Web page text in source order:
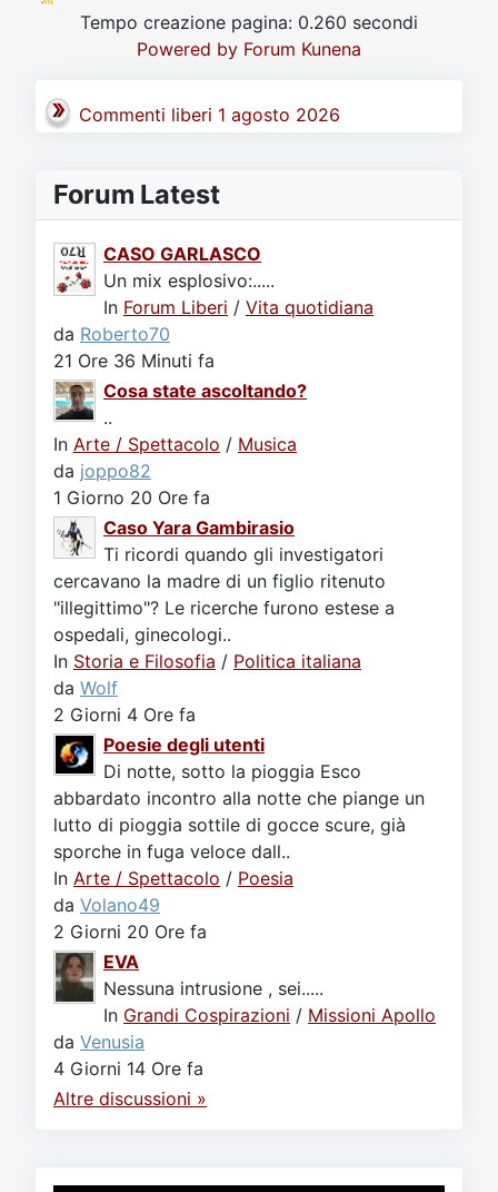
Tempo creazione pagina: 0.260 secondi
Powered by Forum Kunena
Commenti liberi 1 agosto 2026
Forum Latest
CASO GARLASCO
Un mix esplosivo:.....
In Forum Liberi / Vita quotidiana
da Roberto70
21 Ore 36 Minuti fa
Cosa state ascoltando?
..
In Arte / Spettacolo / Musica
da joppo82
1 Giorno 20 Ore fa
Caso Yara Gambirasio
Ti ricordi quando gli investigatori
cercavano la madre di un figlio ritenuto
"illegittimo"? Le ricerche furono estese a
ospedali, ginecologi..
In Storia e Filosofia / Politica italiana
da Wolf
2 Giorni 4 Ore fa
Poesie degli utenti
Di notte, sotto la pioggia Esco
abbardato incontro alla notte che piange un
lutto di pioggia sottile di gocce scure, già
sporche in fuga veloce dall..
In Arte / Spettacolo / Poesia
da Volano49
2 Giorni 20 Ore fa
EVA
Nessuna intrusione , sei.....
In Grandi Cospirazioni / Missioni Apollo
da Venusia
4 Giorni 14 Ore fa
Altre discussioni »